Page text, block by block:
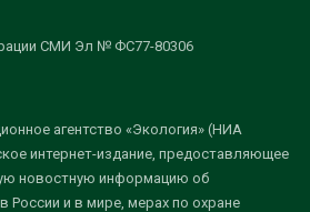
СМИ Эл № ФС77-80306
агентство «Экология» (НИА
интернет-издание, предоставляющее
новостную информацию об
России и в мире, мерах по охране